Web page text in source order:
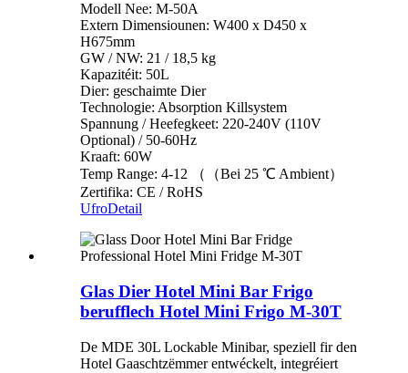
Modell Nee: M-50A
Extern Dimensiounen: W400 x D450 x
H675mm
GW / NW: 21 / 18,5 kg
Kapazitéit: 50L
Dier: geschaimte Dier
Technologie: Absorption Killsystem
Spannung / Heefegkeet: 220-240V (110V
Optional) / 50-60Hz
Kraaft: 60W
Temp Range: 4-12 （（Bei 25 ℃ Ambient）
Zertifika: CE / RoHS
UfroDetail
Glas Dier Hotel Mini Bar Frigo
berufflech Hotel Mini Frigo M-30T
De MDE 30L Lockable Minibar, speziell fir den
Hotel Gaaschtzëmmer entwéckelt, integréiert